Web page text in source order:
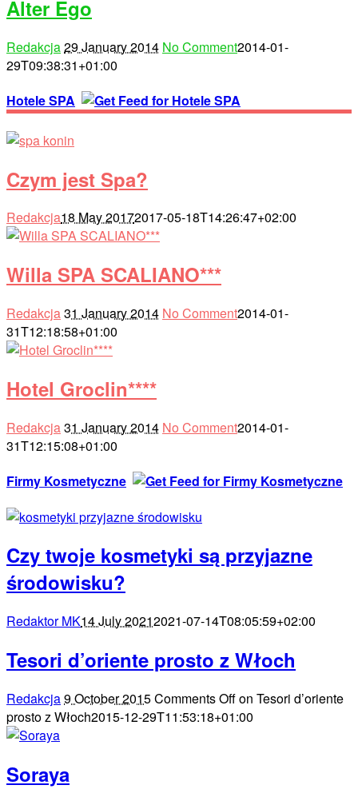
Alter Ego
Redakcja29 January 2014 No Comment2014-01-
29T09:38:31+01:00
Hotele SPA
Czym jest Spa?
Redakcja18 May 20172017-05-18T14:26:47+02:00
Willa SPA SCALIANO***
Redakcja31 January 2014 No Comment2014-01-
31T12:18:58+01:00
Hotel Groclin****
Redakcja31 January 2014 No Comment2014-01-
31T12:15:08+01:00
Firmy Kosmetyczne
Czy twoje kosmetyki są przyjazne
środowisku?
Redaktor MK14 July 20212021-07-14T08:05:59+02:00
Tesori d’oriente prosto z Włoch
Redakcja9 October 2015Comments Offon Tesori d’oriente
prosto z Włoch2015-12-29T11:53:18+01:00
Soraya